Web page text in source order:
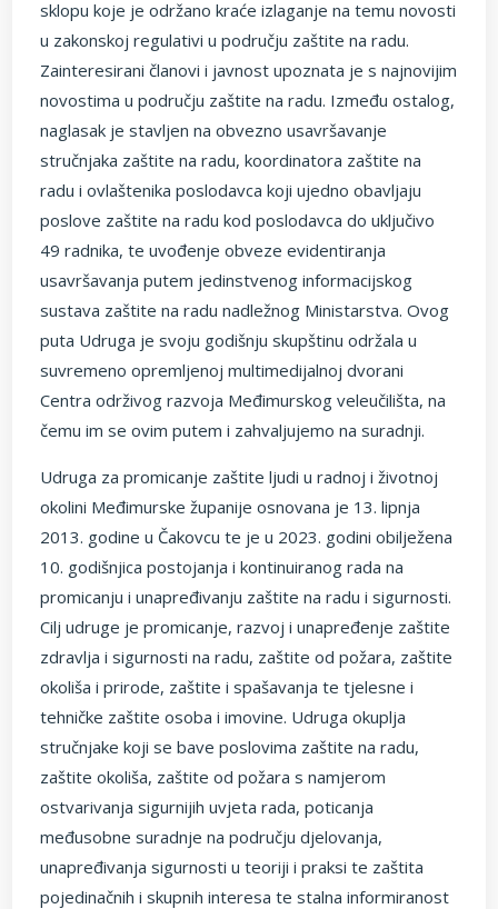
sklopu koje je održano kraće izlaganje na temu novosti
u zakonskoj regulativi u području zaštite na radu.
Zainteresirani članovi i javnost upoznata je s najnovijim
novostima u području zaštite na radu. Između ostalog,
naglasak je stavljen na obvezno usavršavanje
stručnjaka zaštite na radu, koordinatora zaštite na
radu i ovlaštenika poslodavca koji ujedno obavljaju
poslove zaštite na radu kod poslodavca do uključivo
49 radnika, te uvođenje obveze evidentiranja
usavršavanja putem jedinstvenog informacijskog
sustava zaštite na radu nadležnog Ministarstva. Ovog
puta Udruga je svoju godišnju skupštinu održala u
suvremeno opremljenoj multimedijalnoj dvorani
Centra održivog razvoja Međimurskog veleučilišta, na
čemu im se ovim putem i zahvaljujemo na suradnji.
Udruga za promicanje zaštite ljudi u radnoj i životnoj
okolini Međimurske županije osnovana je 13. lipnja
2013. godine u Čakovcu te je u 2023. godini obilježena
10. godišnjica postojanja i kontinuiranog rada na
promicanju i unapređivanju zaštite na radu i sigurnosti.
Cilj udruge je promicanje, razvoj i unapređenje zaštite
zdravlja i sigurnosti na radu, zaštite od požara, zaštite
okoliša i prirode, zaštite i spašavanja te tjelesne i
tehničke zaštite osoba i imovine. Udruga okuplja
stručnjake koji se bave poslovima zaštite na radu,
zaštite okoliša, zaštite od požara s namjerom
ostvarivanja sigurnijih uvjeta rada, poticanja
međusobne suradnje na području djelovanja,
unapređivanja sigurnosti u teoriji i praksi te zaštita
pojedinačnih i skupnih interesa te stalna informiranost